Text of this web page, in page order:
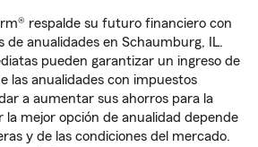
respalde su futuro financiero con
de anualidades en Schaumburg, IL.
pueden garantizar un ingreso de
las anualidades con impuestos
a aumentar sus ahorros para la
la mejor opción de anualidad depende
y de las condiciones del mercado.